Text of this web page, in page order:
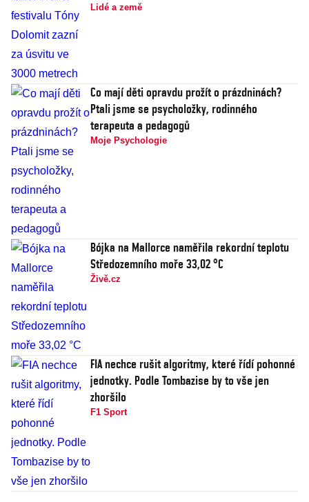
Lidé a země
Co mají děti opravdu prožít o prázdninách?
Ptali jsme se psycholožky, rodinného
terapeuta a pedagogů
Moje Psychologie
Bójka na Mallorce naměřila rekordní teplotu
Středozemního moře 33,02 °C
Živě.cz
FIA nechce rušit algoritmy, které řídí pohonné
jednotky. Podle Tombazise by to vše jen
zhoršilo
F1 Sport